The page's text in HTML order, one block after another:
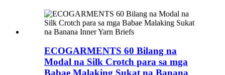
ECOGARMENTS 60 Bilang na
Modal na Silk Crotch para sa mga